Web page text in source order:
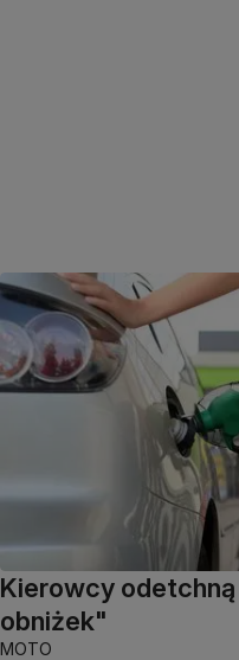
Kierowcy
obniżek"
MOTO